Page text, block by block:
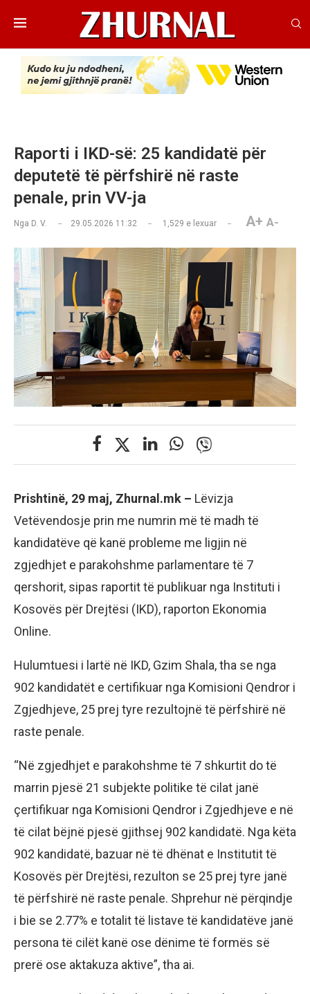
Raporti i IKD-së: 25 kandidatë për
deputetë të përfshirë në raste
penale, prin VV-ja
Nga D. V. 29.05.2026 11:32 1,529 e lexuar A+ A-
Prishtinë, 29 maj, Zhurnal.mk – Lëvizja
Vetëvendosje prin me numrin më të madh të
kandidatëve që kanë probleme me ligjin në
zgjedhjet e parakohshme parlamentare të 7
qershorit, sipas raportit të publikuar nga Instituti i
Kosovës për Drejtësi (IKD), raporton Ekonomia
Online.
Hulumtuesi i lartë në IKD, Gzim Shala, tha se nga
902 kandidatët e certifikuar nga Komisioni Qendror i
Zgjedhjeve, 25 prej tyre rezultojnë të përfshirë në
raste penale.
“Në zgjedhjet e parakohshme të 7 shkurtit do të
marrin pjesë 21 subjekte politike të cilat janë
çertifikuar nga Komisioni Qendror i Zgjedhjeve e në
të cilat bëjnë pjesë gjithsej 902 kandidatë. Nga këta
902 kandidatë, bazuar në të dhënat e Institutit të
Kosovës për Drejtësi, rezulton se 25 prej tyre janë
të përfshirë në raste penale. Shprehur në përqindje
i bie se 2.77% e totalit të listave të kandidatëve janë
persona të cilët kanë ose dënime të formës së
prerë ose aktakuza aktive”, tha ai.